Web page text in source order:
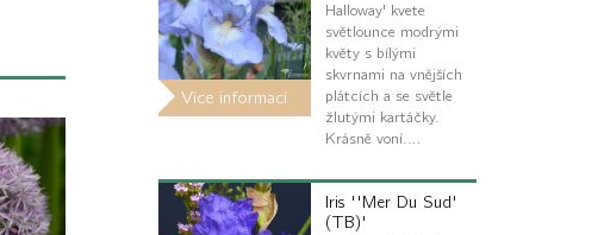
Více informací
Halloway' kvete
světlounce modrými
květy s bílými
skvrnami na vnějších
plátcích a se světle
žlutými kartáčky.
Krásně voní.…
Iris ''Mer Du Sud'
(TB)'